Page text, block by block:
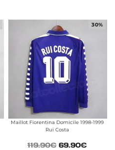
30%
Maillot Fiorentina Domicile 1998-1999
Rui Costa
119.90€ 69.90€